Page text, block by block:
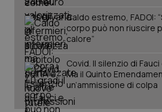
Caldo estremo, FADOI:
corpo può non riuscire
calore”
Covid. Il silenzio di
Ma il Quinto
un’ammissione di colpa